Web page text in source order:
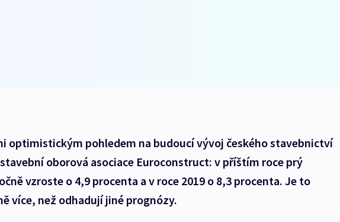
optimistickým pohledem na budoucí vývoj českého stavebnictví
oborová asociace Euroconstruct: v příštím roce prý
vzroste o 4,9 procenta a v roce 2019 o 8,3 procenta. Je to
více, než odhadují jiné prognózy.